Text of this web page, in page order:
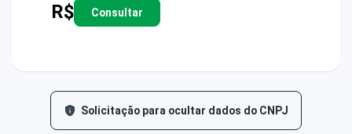
R$ Consultar
Solicitação para ocultar dados do CNPJ